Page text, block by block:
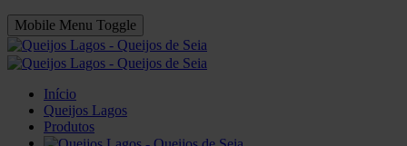
Mobile Menu Toggle
Início
Queijos Lagos
Produtos